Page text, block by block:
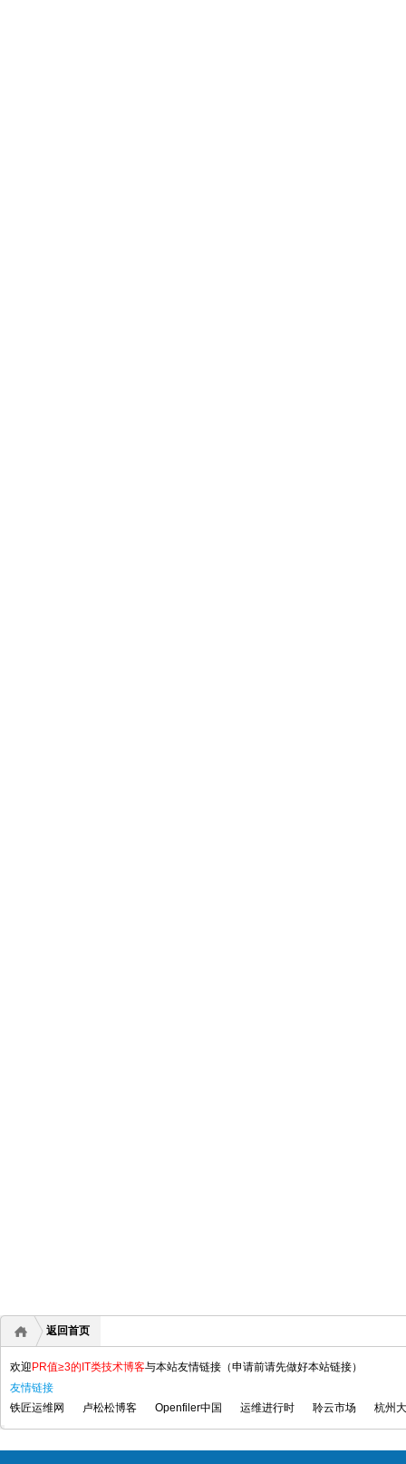
返回首页
欢迎 PR值≥3的IT类技术博客与本站友情链接（申请前请先做好本站链接）
友情链接
铁匠运维网
卢松松博客 Openfiler中国 运维进行时 聆云市场 杭州